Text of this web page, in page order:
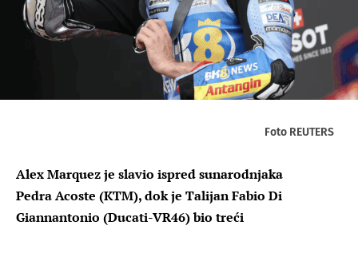
Foto REUTERS
Alex Marquez je slavio ispred sunarodnjaka
Pedra Acoste (KTM), dok je Talijan Fabio Di
Giannantonio (Ducati-VR46) bio treći